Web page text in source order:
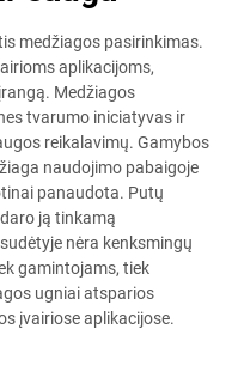
medžiagos pasirinkimas.
aplikacijoms,
Medžiagos
tvarumo iniciatyvas ir
reikalavimų. Gamybos
naudojimo pabaigoje
panaudota. Putų
ją tinkamą
nėra kenksmingų
gamintojams, tiek
ugniai atsparios
įvairiose aplikacijose.